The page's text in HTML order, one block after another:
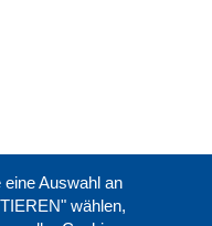
Auswahl an
wählen,